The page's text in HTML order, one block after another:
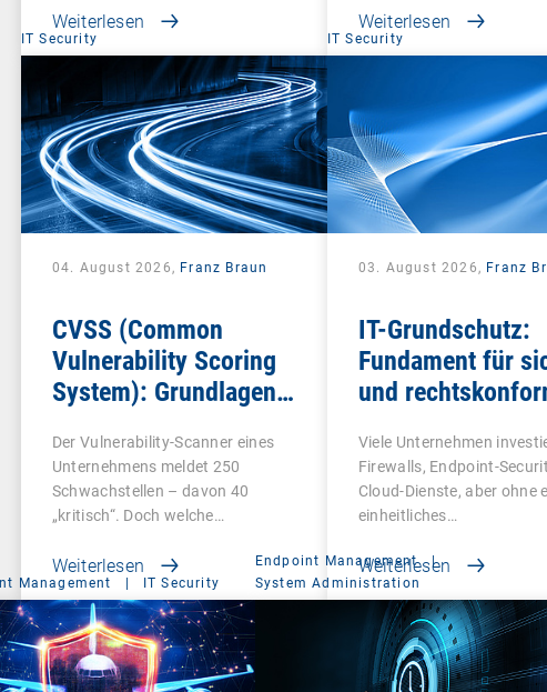
Weiterlesen Weiterlesen
IT Security
04. August 2026, Franz Braun
CVSS (Common
Vulnerability Scoring
System): Grundlagen
Schwachstellenbewertung
Der Vulnerability-Scanner eines
Unternehmens meldet 250
Schwachstellen – davon 40
„kritisch“. Doch welche…
Weiterlesen
IT Security
03. August 2026, Franz
IT-Grundschutz:
Fundament für
und
Viele Unternehmen
Firewalls, Endpoint-
Cloud-Dienste, aber ohne
einheitliches…
Weiterlesen
Management | IT Security
Endpoint Management
|
System Administration